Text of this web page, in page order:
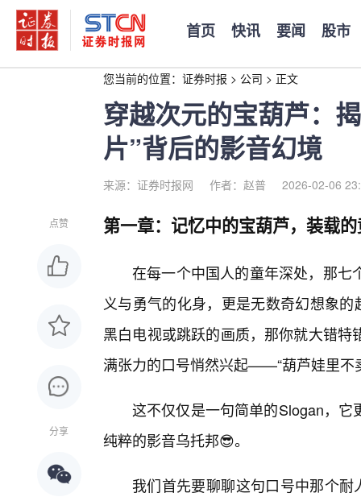
首页 快讯 要闻 股市
您当前的位置： 证券时报 > 公司 > 正文
穿越次元的宝葫芦：
片”背后的影音幻境
来源：证券时报网 作者：赵普 2026-02-06
点赞
分享
第一章：记忆中的宝葫芦，装载
在每一个中国人的童年深处，那七
义与勇气的化身，更是无数奇幻想象
黑白电视或跳跃的画质，那你就大错
满张力的口号悄然兴起——“葫芦娃里不
这不仅仅是一句简单的Slogan，
纯粹的影音乌托邦😎。
我们首先要聊聊这句口号中那个耐